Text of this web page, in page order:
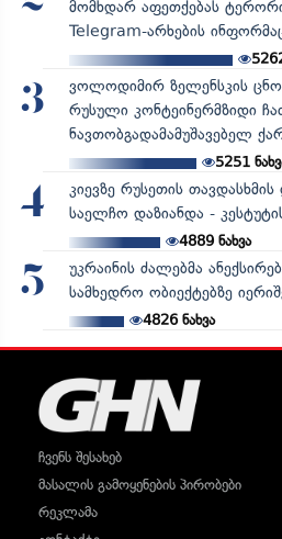
მომხდარ აფეთქებას
Telegram-არხების
3
ვოლოდიმირ ზელენსკის
რუსული კონტეინერმზიდი
ნავთობგადამამუშავებელ
5251
4
კიევზე რუსეთის
საელჩო დაზიანდა -
4889ნახვა
5
უკრაინის ძალებმა
სამხედრო ობიექტებზე
4826ნახვა
ჩვენს შესახებ
მასალის გამოყენების პირობები
რეკლამა